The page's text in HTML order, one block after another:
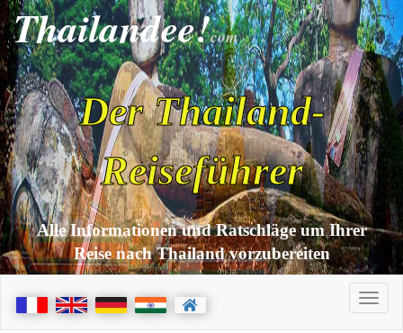
Thailandee!com
Der Thailand-
Reiseführer
Alle Informationen und Ratschläge um Ihrer
Reise nach Thailand vorzubereiten